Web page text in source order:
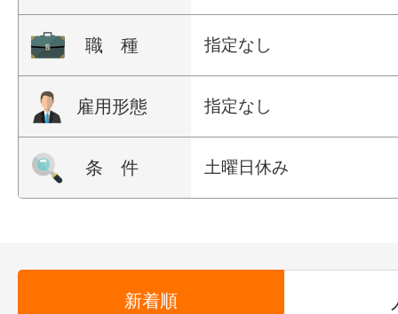
職 種 指定なし
雇用形態 指定なし
条 件 土曜日休み
新着順